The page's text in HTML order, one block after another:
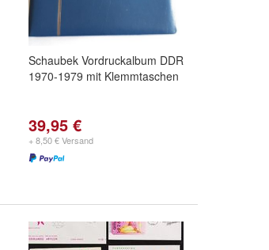
Schaubek Vordruckalbum DDR
1970-1979 mit Klemmtaschen
39,95 €
+ 8,50 € Versand